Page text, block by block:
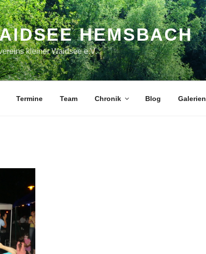
HEMSBACH
kleiner Waidsee e.V.
Termine Team Chronik Blog Galerien